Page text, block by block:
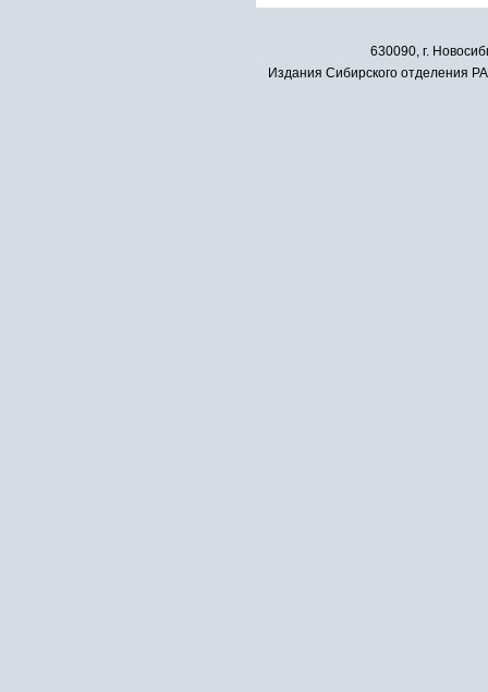
630090, г.
Издания Сибирского отделения